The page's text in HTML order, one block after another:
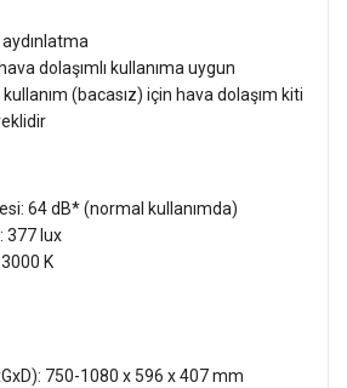
hava dolaşımlı kullanıma uygun
kullanım (bacasız) için hava dolaşım kiti
64 dB* (normal kullanımda)
377 lux
3000 K
750-1080 x 596 x 407 mm